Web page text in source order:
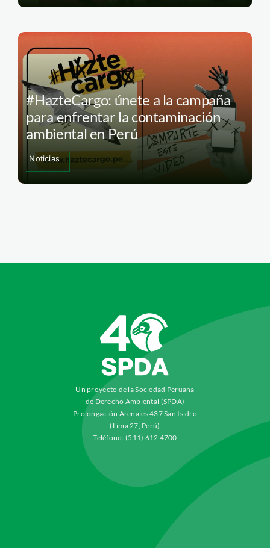
#HazteCargo: únete a la campaña
para enfrentar la contaminación
ambiental en Perú
Noticias
Un proyecto de la Sociedad Peruana
de Derecho Ambiental (SPDA)
Prolongación Arenales 437 San Isidro
(Lima 27, Perú)
Teléfono: (511) 612 4700